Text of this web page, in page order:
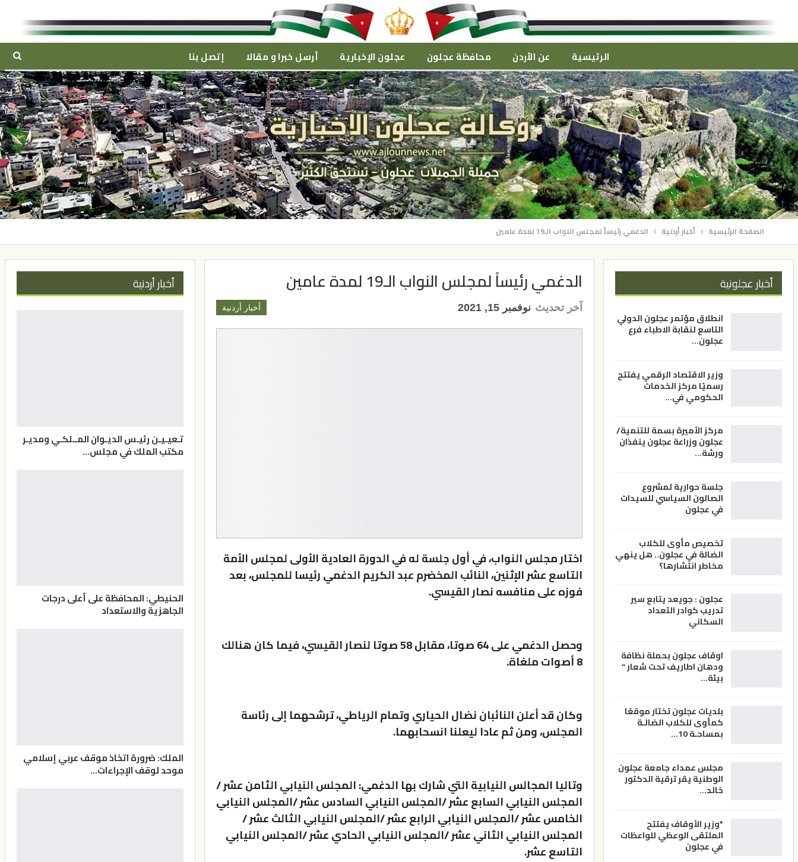
الرئيسية عن الأردن محافظة عجلون عجلون الإخبارية أرسل خبرا و مقالا إتصل بنا
الصفحة الرئيسية أخبار أردنية الدغمي رئيساً لمجلس النواب الـ19 لمدة عامين
الدغمي رئيساً لمجلس النواب الـ19 لمدة عامين
أخبار أردنية آخر تحديث نوفمبر 15, 2021
اختار مجلس النواب، في أول جلسة له في الدورة العادية الأولى لمجلس الأمة
التاسع عشر الإثنين، النائب المخضرم عبد الكريم الدغمي رئيسا للمجلس، بعد
فوزه على منافسه نصار القيسي.
وحصل الدغمي على 64 صوتا، مقابل 58 صوتا لنصار القيسي، فيما كان هنالك
8 أصوات ملغاة.
وكان قد أعلن النائبان نضال الحياري وتمام الرياطي، ترشحهما إلى رئاسة
المجلس، ومن ثم عادا ليعلنا انسحابهما.
وتاليا المجالس النيابية التي شارك بها الدغمي: المجلس النيابي الثامن عشر /
المجلس النيابي السابع عشر /المجلس النيابي السادس عشر /المجلس النيابي
الخامس عشر /المجلس النيابي الرابع عشر /المجلس النيابي الثالث عشر /
المجلس النيابي الثاني عشر /المجلس النيابي الحادي عشر /المجلس النيابي
التاسع عشر.
أخبار عجلونية
انطلاق مؤتمر عجلون الدولي
التاسع لنقابة الاطباء فرع
عجلون…
وزير الاقتصاد الرقمي يفتتح
رسميًا مركز الخدمات
الحكومي في…
مركز الأميرة بسمة للتنمية/
عجلون وزراعة عجلون ينفذان
ورشة…
جلسة حوارية لمشروع
الصالون السياسي للسيدات
في عجلون
تخصيص مأوى للكلاب
الضالة في عجلون.. هل ينهي
مخاطر انتشارها؟
عجلون : جويعد يتابع سير
تدريب كوادر التعداد
السكاني
اوقاف عجلون بحملة نظافة
ودهان اطاريف تحت شعار ”
بيئة…
بلديات عجلون تختار موقعًا
كمأوى للكلاب الضالـة
بمساحـة 10…
مجلس عمداء جامعة عجلون
الوطنية يقر ترقية الدكتور
خالد…
*وزير الأوقاف يفتتح
الملتقى الوعظي للواعظات
في عجلون
أخبار أردنية
تـعيـيـن رئيـس الديـوان المــلكـي ومديـر
مكتب الملك في مجلس…
الحنيطي: المحافظة على أعلى درجات
الجاهزية والاستعداد
الملك: ضرورة اتخاذ موقف عربي إسلامي
موحد لوقف الإجراءات…